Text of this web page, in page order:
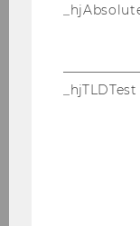
_hjTLDTest